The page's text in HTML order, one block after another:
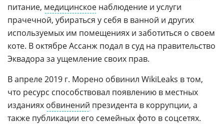
питание, медицинское наблюдение и услуги
прачечной, убираться у себя в ванной и других
используемых им помещениях и заботиться о своем
коте. В октябре Ассанж подал в суд на правительство
Эквадора за ущемление своих прав.
В апреле 2019 г. Морено обвинил WikiLeaks в том,
что ресурс способствовал появлению в местных
изданиях обвинений президента в коррупции, а
также публикации его семейных фото в соцсетях.